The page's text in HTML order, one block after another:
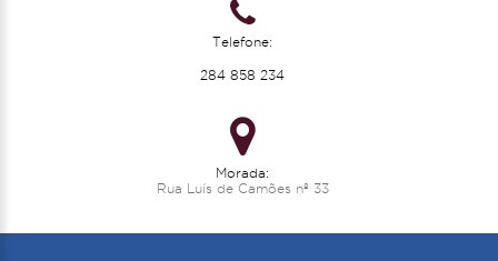
Telefone:
284 858 234
Morada:
Rua Luís de Camões nº 33